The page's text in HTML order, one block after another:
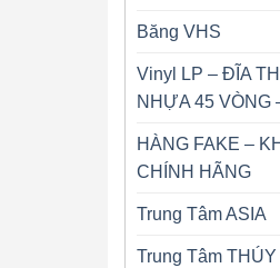
Băng VHS
Vinyl LP – ĐĨA
NHỰA 45 VÒNG
HÀNG FAKE –
CHÍNH HÃNG
Trung Tâm ASIA
Trung Tâm